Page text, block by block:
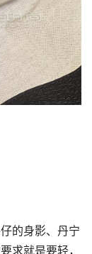
的身影、丹宁
求就是要轻，